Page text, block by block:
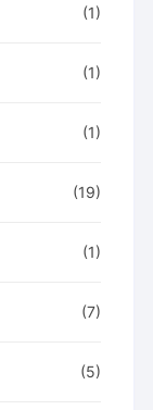
(1)
(1)
(1)
(19)
(1)
(7)
(5)